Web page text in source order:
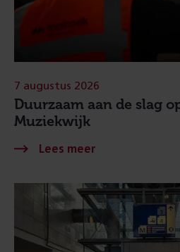
Duurzaam aan de slag
Muziekwijk
7 augustus 2026